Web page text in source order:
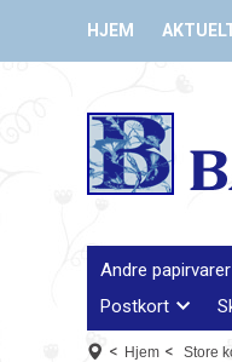
HJEM
Andre papirvarer
Postkort
< Hjem < Store